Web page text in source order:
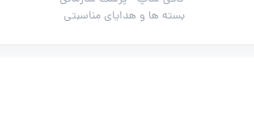
بسته ها و هدایای مناسبتی